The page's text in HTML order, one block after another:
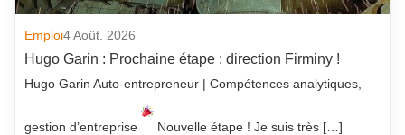
Emploi4 Août. 2026
Hugo Garin : Prochaine étape : direction Firminy !
Hugo Garin Auto-entrepreneur | Compétences analytiques,
gestion d’entreprise Nouvelle étape ! Je suis très […]